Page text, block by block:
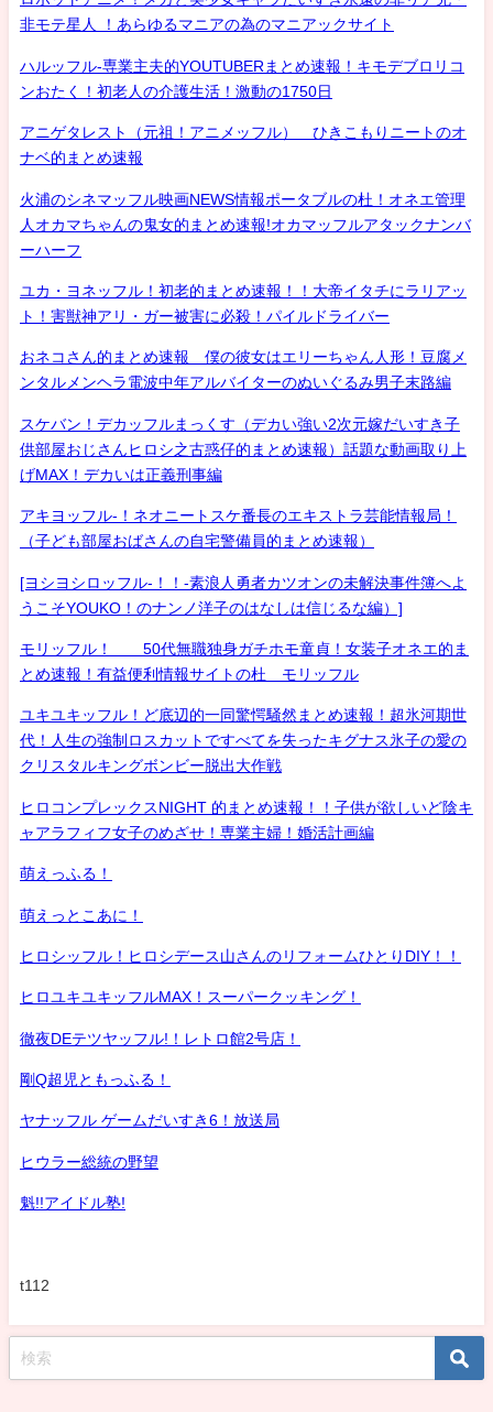
非モテ星人 ！あらゆるマニアの為のマニアックサイト
ハルッフル-専業主夫的YOUTUBERまとめ速報！キモデブロリコ
ンおたく！初老人の介護生活！激動の1750日
アニゲタレスト（元祖！アニメッフル） ひきこもりニートのオ
ナベ的まとめ速報
火浦のシネマッフル映画NEWS情報ポータブルの杜！オネエ管理
人オカマちゃんの鬼女的まとめ速報!オカマッフルアタックナンバ
ーハーフ
ユカ・ヨネッフル！初老的まとめ速報！！大帝イタチにラリアッ
ト！害獣神アリ・ガー被害に必殺！パイルドライバー
おネコさん的まとめ速報 僕の彼女はエリーちゃん人形！豆腐メ
ンタルメンヘラ電波中年アルバイターのぬいぐるみ男子末路編
スケバン！デカッフルまっくす（デカい強い2次元嫁だいすき子
供部屋おじさんヒロシ之古惑仔的まとめ速報）話題な動画取り上
げMAX！デカいは正義刑事編
アキヨッフル-！ネオニートスケ番長のエキストラ芸能情報局！
（子ども部屋おばさんの自宅警備員的まとめ速報）
[ヨシヨシロッフル-！！-素浪人勇者カツオンの未解決事件簿へよ
うこそYOUKO！のナンノ洋子のはなしは信じるな編）]
モリッフル！ 50代無職独身ガチホモ童貞！女装子オネエ的ま
とめ速報！有益便利情報サイトの杜 モリッフル
ユキユキッフル！ど底辺的一同驚愕騒然まとめ速報！超氷河期世
代！人生の強制ロスカットですべてを失ったキグナス氷子の愛の
クリスタルキングボンビー脱出大作戦
ヒロコンプレックスNIGHT 的まとめ速報！！子供が欲しいど陰キ
ャアラフィフ女子のめざせ！専業主婦！婚活計画編
萌えっふる！
萌えっとこあに！
ヒロシッフル！ヒロシデース山さんのリフォームひとりDIY！！
ヒロユキユキッフルMAX！スーパークッキング！
徹夜DEテツヤッフル!！レトロ館2号店！
剛Q超児ともっふる！
ヤナッフル ゲームだいすき6！放送局
ヒウラー総統の野望
魁!!アイドル塾!
t112